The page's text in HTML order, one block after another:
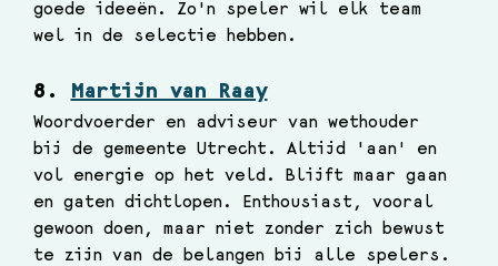
goede ideeën. Zo'n speler wil elk team
wel in de selectie hebben.
8. Martijn van Raay
Woordvoerder en adviseur van wethouder
bij de gemeente Utrecht. Altijd 'aan' en
vol energie op het veld. Blijft maar gaan
en gaten dichtlopen. Enthousiast, vooral
gewoon doen, maar niet zonder zich bewust
te zijn van de belangen bij alle spelers.